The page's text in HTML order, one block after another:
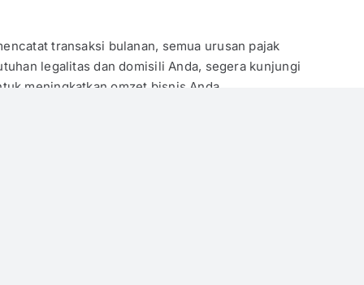
transaksi bulanan, semua urusan pajak
legalitas dan domisili Anda, segera kunjungi
meningkatkan omzet bisnis Anda.